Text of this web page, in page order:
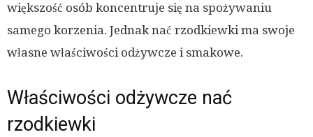
większość osób koncentruje się na spożywaniu
samego korzenia. Jednak nać rzodkiewki ma swoje
własne właściwości odżywcze i smakowe.
Właściwości odżywcze nać
rzodkiewki